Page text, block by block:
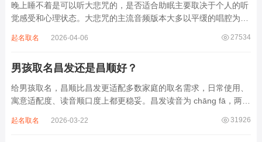
晚上睡不着是可以听大悲咒的，是否适合助眠主要取决于个人的听
觉感受和心理状态。大悲咒的主流音频版本大多以平缓的唱腔为
急促的鼓点，这类音频本身具备静心的基础特质。睡前思绪繁杂、
27534
起名取名 2026-04-06
男孩取名昌发还是昌顺好？
给男孩取名，昌顺比昌发更适配多数家庭的取名需求，日常使用、
寓意适配度、读音顺口度上都更稳妥。昌发读音为 chāng fā，两个
离叫名字时辨识度不高。昌字本义为兴盛、繁茂，发字核心指向发
31926
起名取名 2026-03-22